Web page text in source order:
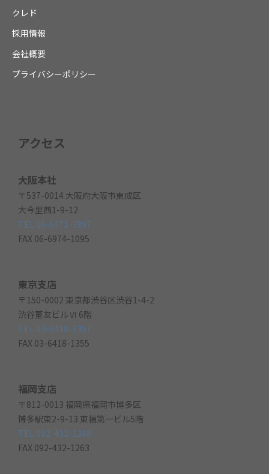
クレド
採用情報
会社概要
プライバシーポリシー
アクセス
大阪本社
〒537-0014 大阪府大阪市東成区
大今里西1-9-12
TEL 06-6971-3897
FAX 06-6974-1095
東京支店
〒150-0002 東京都渋谷区渋谷1-4-2
渋谷董友ビルⅥ 6階
TEL 03-6418-1357
FAX 03-6418-1355
福岡支店
〒812-0013 福岡県福岡市博多区
博多駅東2-9-13 東福第一ビル5階
TEL 092-432-1248
FAX 092-432-1263